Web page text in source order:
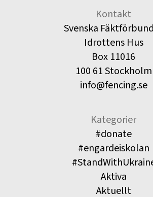
Kontakt
Svenska
Idrottens Hus
Box 11016
100 61 Stockholm
info@fencing.se
Kategorier
#donate
#engardeiskolan
Aktiva
Aktuellt